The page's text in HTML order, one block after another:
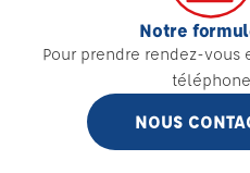
Notre
Pour prendre rendez-vous
téléphone
NOUS